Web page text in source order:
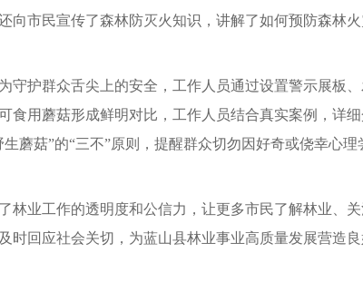
市民宣传了森林防灭火知识，讲解了如何预防森林
守护群众舌尖上的安全，工作人员通过设置警示展板
食用蘑菇形成鲜明对比，工作人员结合真实案例，详
蘑菇”的“三不”原则，提醒群众切勿因好奇或侥幸心理
业工作的透明度和公信力，让更多市民了解林业、
时回应社会关切，为蓝山县林业事业高质量发展营造